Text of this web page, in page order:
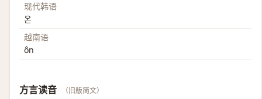
现代韩语
온
越南语
ôn
方言读音 （旧版简文）